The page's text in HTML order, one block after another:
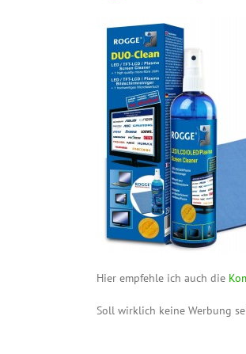
Hier empfehle ich auch die
Soll wirklich keine Werbung